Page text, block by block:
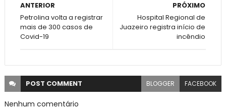
PRÓXIMO
Hospital Regional de
Juazeiro registra início de
incêndio
ANTERIOR
Petrolina volta a registrar
mais de 300 casos de
Covid-19
POST COMMENT BLOGGER FACEBOOK
Nenhum comentário